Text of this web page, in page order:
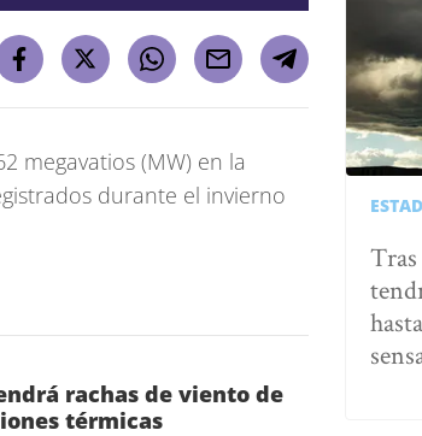
megavatios (MW) en la
durante el invierno
rachas de viento de
térmicas